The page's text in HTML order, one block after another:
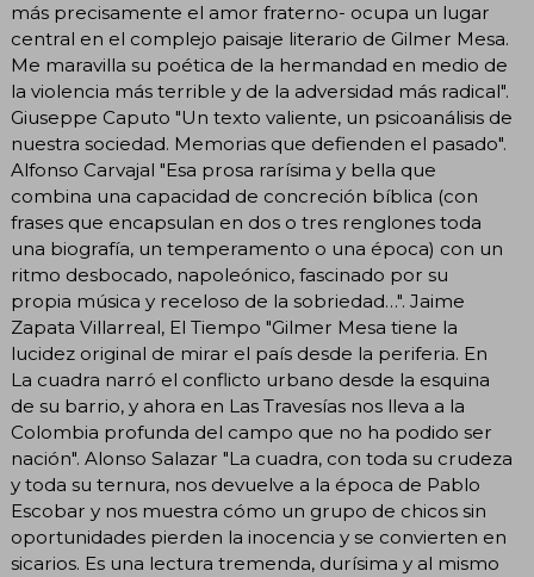
más precisamente el amor fraterno- ocupa un lugar
central en el complejo paisaje literario de Gilmer Mesa.
Me maravilla su poética de la hermandad en medio de
la violencia más terrible y de la adversidad más radical".
Giuseppe Caputo "Un texto valiente, un psicoanálisis de
nuestra sociedad. Memorias que defienden el pasado".
Alfonso Carvajal "Esa prosa rarísima y bella que
combina una capacidad de concreción bíblica (con
frases que encapsulan en dos o tres renglones toda
una biografía, un temperamento o una época) con un
ritmo desbocado, napoleónico, fascinado por su
propia música y receloso de la sobriedad…". Jaime
Zapata Villarreal, El Tiempo "Gilmer Mesa tiene la
lucidez original de mirar el país desde la periferia. En
La cuadra narró el conflicto urbano desde la esquina
de su barrio, y ahora en Las Travesías nos lleva a la
Colombia profunda del campo que no ha podido ser
nación". Alonso Salazar "La cuadra, con toda su crudeza
y toda su ternura, nos devuelve a la época de Pablo
Escobar y nos muestra cómo un grupo de chicos sin
oportunidades pierden la inocencia y se convierten en
sicarios. Es una lectura tremenda, durísima y al mismo